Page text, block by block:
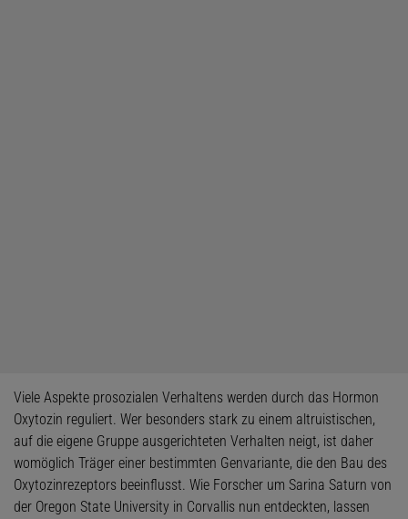
Viele Aspekte prosozialen Verhaltens werden durch das Hormon
Oxytozin reguliert. Wer besonders stark zu einem altruistischen,
auf die eigene Gruppe ausgerichteten Verhalten neigt, ist daher
womöglich Träger einer bestimmten Genvariante, die den Bau des
Oxytozinrezeptors beeinflusst. Wie Forscher um Sarina Saturn von
der Oregon State University in Corvallis nun entdeckten, lassen